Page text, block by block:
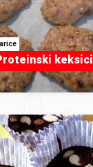
keksici